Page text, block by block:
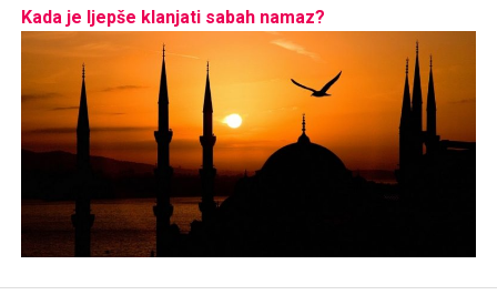
Kada je ljepše klanjati sabah namaz?